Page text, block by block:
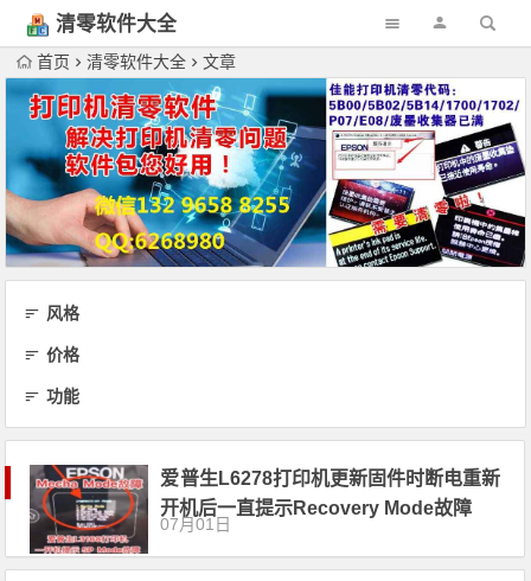
清零软件大全
下载
首页 清零软件大全 文章
风格
价格
功能
爱普生L6278打印机更新固件时断电重新
开机后一直提示Recovery Mode故障
07月01日